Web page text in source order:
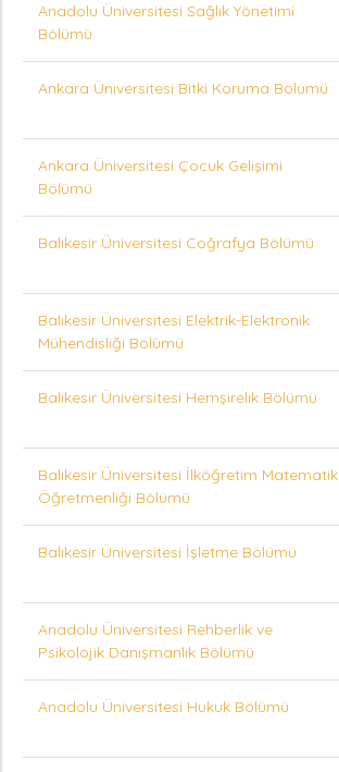
Anadolu Üniversitesi Sağlık Yönetimi
Bölümü
Ankara Üniversitesi Bitki Koruma Bölümü
Ankara Üniversitesi Çocuk Gelişimi
Bölümü
Balıkesir Üniversitesi Coğrafya Bölümü
Balıkesir Üniversitesi Elektrik-Elektronik
Mühendisliği Bölümü
Balıkesir Üniversitesi Hemşirelik Bölümü
Balıkesir Üniversitesi İlköğretim Matematik
Öğretmenliği Bölümü
Balıkesir Üniversitesi İşletme Bölümü
Anadolu Üniversitesi Rehberlik ve
Psikolojik Danışmanlık Bölümü
Anadolu Üniversitesi Hukuk Bölümü